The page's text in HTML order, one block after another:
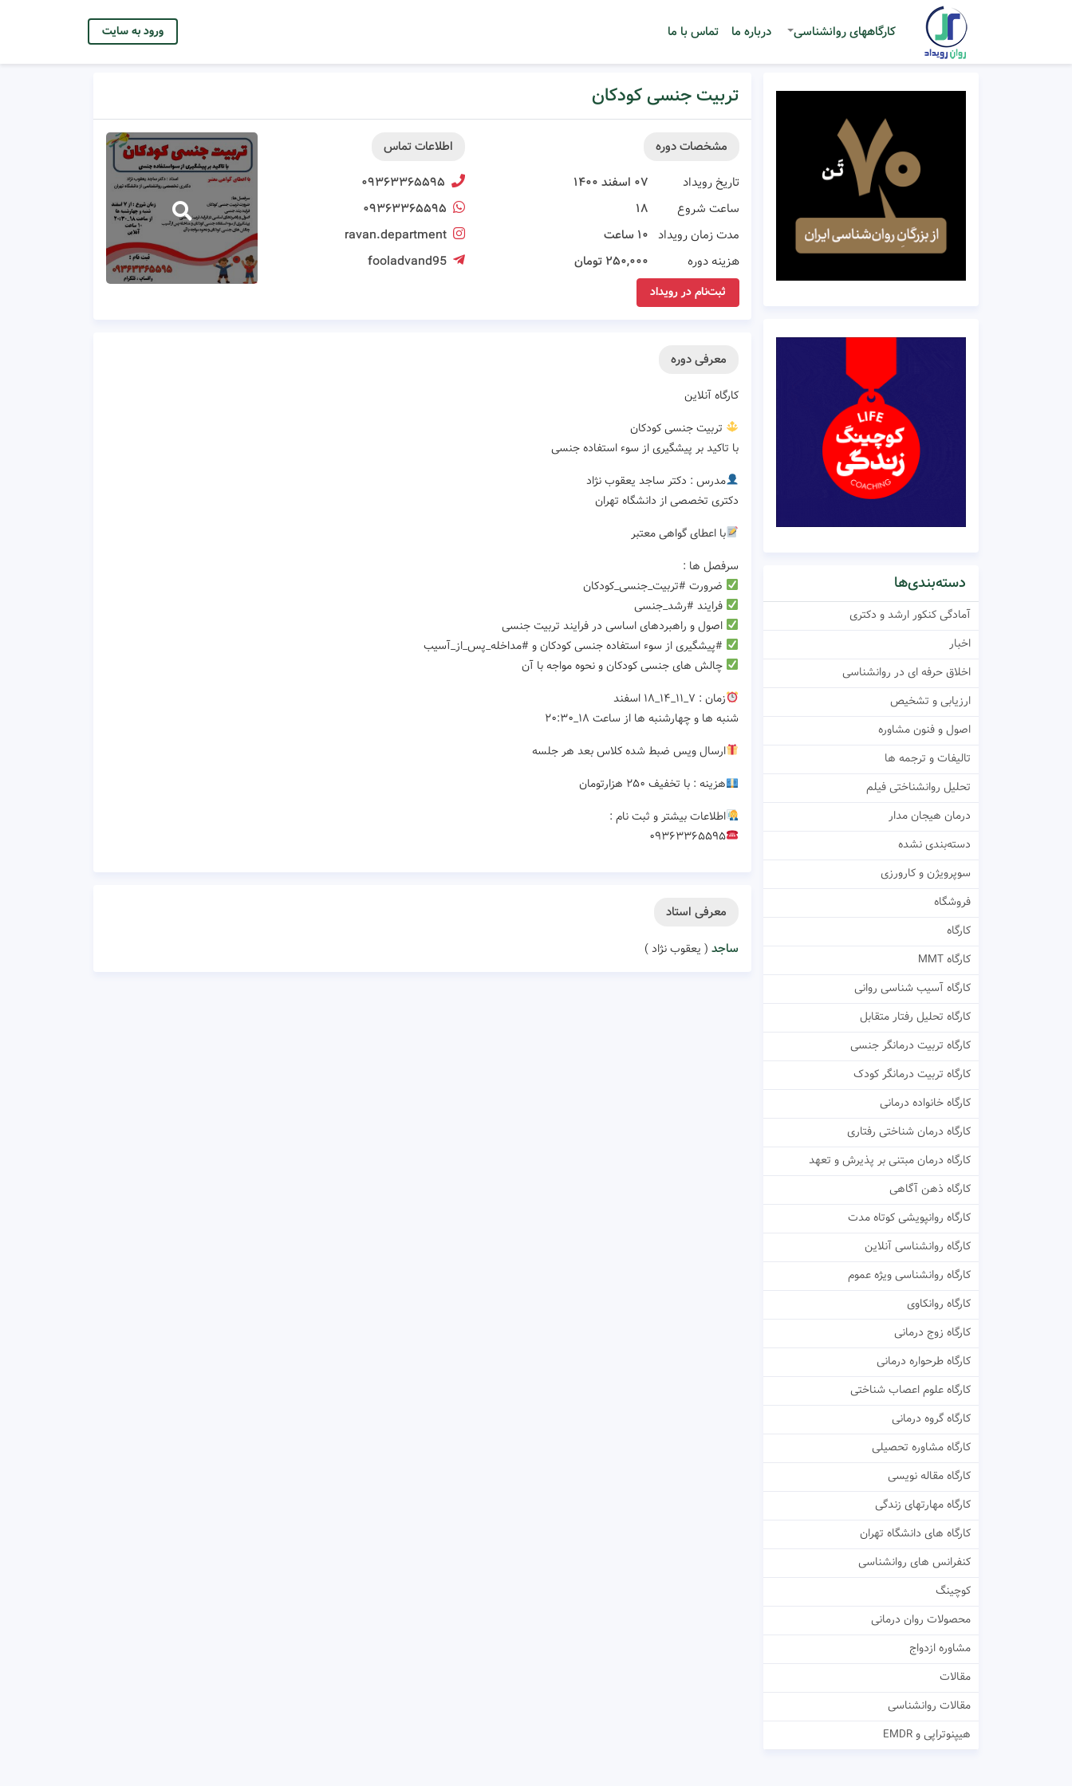
کارگاههای روانشناسی درباره ما تماس با ما ورود به سایت
تربیت جنسی کودکان
اطلاعات تماس
۰۹۳۶۳۳۶۵۵۹۵
۰۹۳۶۳۳۶۵۵۹۵
ravan.department
fooladvand95
مشخصات دوره
تاریخ رویداد
۰۷ اسفند ۱۴۰۰
ساعت شروع
۱۸
مدت زمان رویداد ۱۰ ساعت
هزینه دوره
۲۵۰,۰۰۰ تومان
ثبت‌نام در رویداد
معرفی دوره
کارگاه آنلاین
تربیت جنسی کودکان
با تاکید بر پیشگیری از سوء استفاده جنسی
مدرس : دکتر ساجد یعقوب نژاد
دکتری تخصصی از دانشگاه تهران
با اعطای گواهی معتبر
سرفصل ها :
ضرورت #تربیت_جنسی_کودکان
فرایند #رشد_جنسی
اصول و راهبردهای اساسی در فرایند تربیت جنسی
#پیشگیری از سوء استفاده جنسی کودکان و #مداخله_پس_از_آسیب
چالش های جنسی کودکان و نحوه مواجه با آن
زمان : ۷_۱۱_۱۴_۱۸ اسفند
شنبه ها و چهارشنبه ها از ساعت ۱۸_۲۰:۳۰
ارسال ویس ضبط شده کلاس بعد هر جلسه
هزینه : با تخفیف ۲۵۰ هزارتومان
اطلاعات بیشتر و ثبت نام :
۰۹۳۶۳۳۶۵۵۹۵
معرفی استاد
ساجد ( یعقوب نژاد )
دسته‌بندی‌ها
آمادگی کنکور ارشد و دکتری
اخبار
اخلاق حرفه ای در روانشناسی
ارزیابی و تشخیص
اصول و فنون مشاوره
تالیفات و ترجمه ها
تحلیل روانشناختی فیلم
درمان هیجان مدار
دسته‌بندی نشده
سوپرویژن و کارورزی
فروشگاه
کارگاه
کارگاه MMT
کارگاه آسیب شناسی روانی
کارگاه تحلیل رفتار متقابل
کارگاه تربیت درمانگر جنسی
کارگاه تربیت درمانگر کودک
کارگاه خانواده درمانی
کارگاه درمان شناختی رفتاری
کارگاه درمان مبتنی بر پذیرش و تعهد
کارگاه ذهن آگاهی
کارگاه روانپویشی کوتاه مدت
کارگاه روانشناسی آنلاین
کارگاه روانشناسی ویژه عموم
کارگاه روانکاوی
کارگاه زوج درمانی
کارگاه طرحواره درمانی
کارگاه علوم اعصاب شناختی
کارگاه گروه درمانی
کارگاه مشاوره تحصیلی
کارگاه مقاله نویسی
کارگاه مهارتهای زندگی
کارگاه های دانشگاه تهران
کنفرانس های روانشناسی
کوچینگ
محصولات روان درمانی
مشاوره ازدواج
مقالات
مقالات روانشناسی
هیپنوتراپی و EMDR